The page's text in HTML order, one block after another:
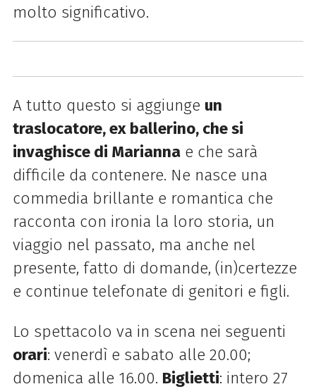
molto significativo.
A tutto questo si aggiunge un
traslocatore, ex ballerino, che si
invaghisce di Mariannae che sarà
difficile da contenere. Ne nasce una
commedia brillante e romantica che
racconta con ironia la loro storia, un
viaggio nel passato, ma anche nel
presente, fatto di domande, (in)certezze
e continue telefonate di genitori e figli.
Lo spettacolo va in scena nei seguenti
orari: venerdì e sabato alle 20.00;
domenica alle 16.00. Biglietti: intero 27